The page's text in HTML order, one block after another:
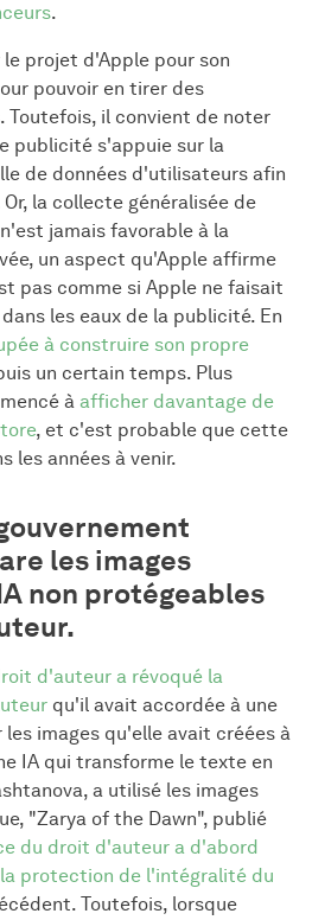
.
projet d'Apple pour son
pouvoir en tirer des
Toutefois, il convient de noter
publicité s'appuie sur la
de données d'utilisateurs afin
la collecte généralisée de
jamais favorable à la
un aspect qu'Apple affirme
pas comme si Apple ne faisait
les eaux de la publicité. En
à construire son propre
un certain temps. Plus
à afficher davantage de
, et c'est probable que cette
les années à venir.
les images
non protégeables
d'auteur a révoqué la
qu'il avait accordée à une
images qu'elle avait créées à
IA qui transforme le texte en
a utilisé les images
"Zarya of the Dawn", publié
du droit d'auteur a d'abord
protection de l'intégralité du
Toutefois, lorsque